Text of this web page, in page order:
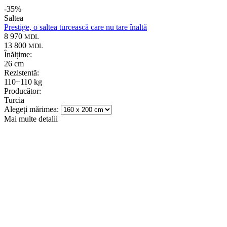
-35%
Saltea
Prestige, o saltea turcească care nu tare înaltă
8 970 MDL
13 800 MDL
Înălțime:
26 cm
Rezistentă:
110+110 kg
Producător:
Turcia
Alegeți mărimea:
Mai multe detalii